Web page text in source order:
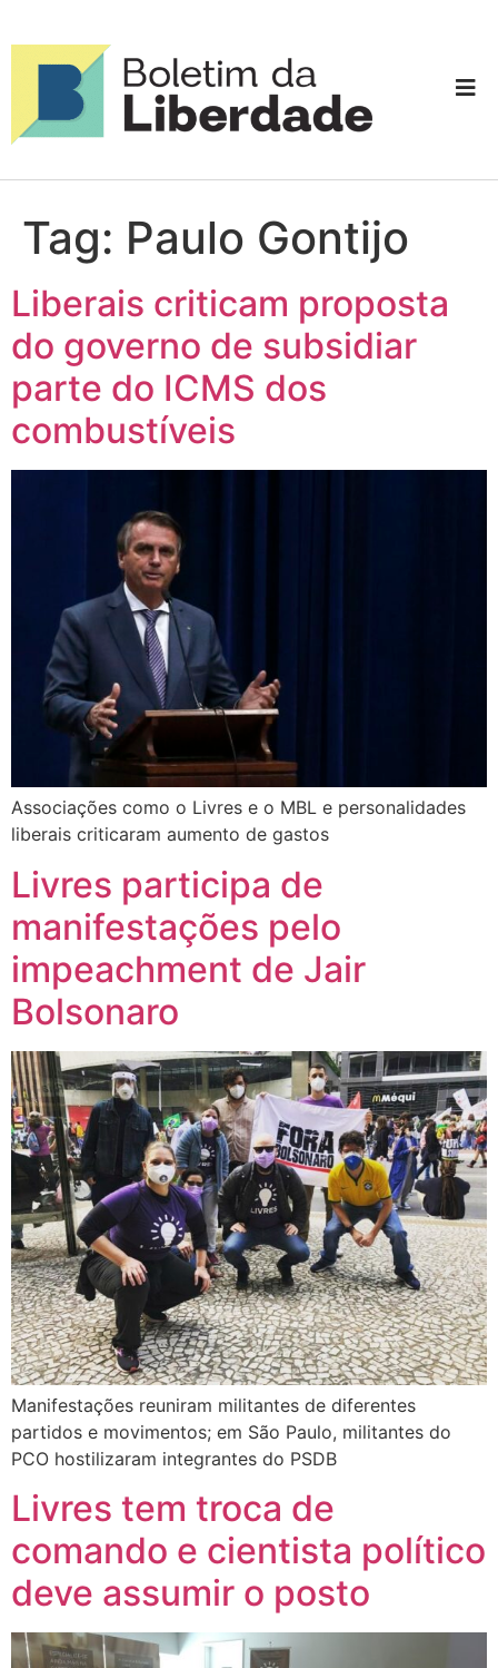
Tag: Paulo Gontijo
Liberais criticam proposta
do governo de subsidiar
parte do ICMS dos
combustíveis
Associações como o Livres e o MBL e personalidades
liberais criticaram aumento de gastos
Livres participa de
manifestações pelo
impeachment de Jair
Bolsonaro
Manifestações reuniram militantes de diferentes
partidos e movimentos; em São Paulo, militantes do
PCO hostilizaram integrantes do PSDB
Livres tem troca de
comando e cientista político
deve assumir o posto